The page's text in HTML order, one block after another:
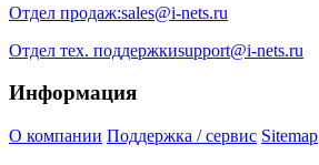
Отдел продаж:sales@i-nets.ru
Отдел тех. поддержкиsupport@i-nets.ru
Информация
О компании Поддержка / сервис Sitemap